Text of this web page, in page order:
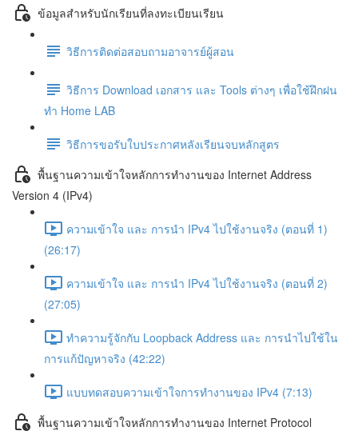
ข้อมูลสำหรับนักเรียนที่ลงทะเบียนเรียน
วิธีการติดต่อสอบถามอาจารย์ผู้สอน
วิธีการ Download เอกสาร และ Tools ต่างๆ เพื่อใช้ฝึกฝน
ทำ Home LAB
วิธีการขอรับใบประกาศหลังเรียนจบหลักสูตร
พื้นฐานความเข้าใจหลักการทำงานของ Internet Address
Version 4 (IPv4)
ความเข้าใจ และ การนำ IPv4 ไปใช้งานจริง (ตอนที่ 1)
(26:17)
ความเข้าใจ และ การนำ IPv4 ไปใช้งานจริง (ตอนที่ 2)
(27:05)
ทำความรู้จักกับ Loopback Address และ การนำไปใช้ใน
การแก้ปัญหาจริง (42:22)
แบบทดสอบความเข้าใจการทำงานของ IPv4 (7:13)
พื้นฐานความเข้าใจหลักการทำงานของ Internet Protocol